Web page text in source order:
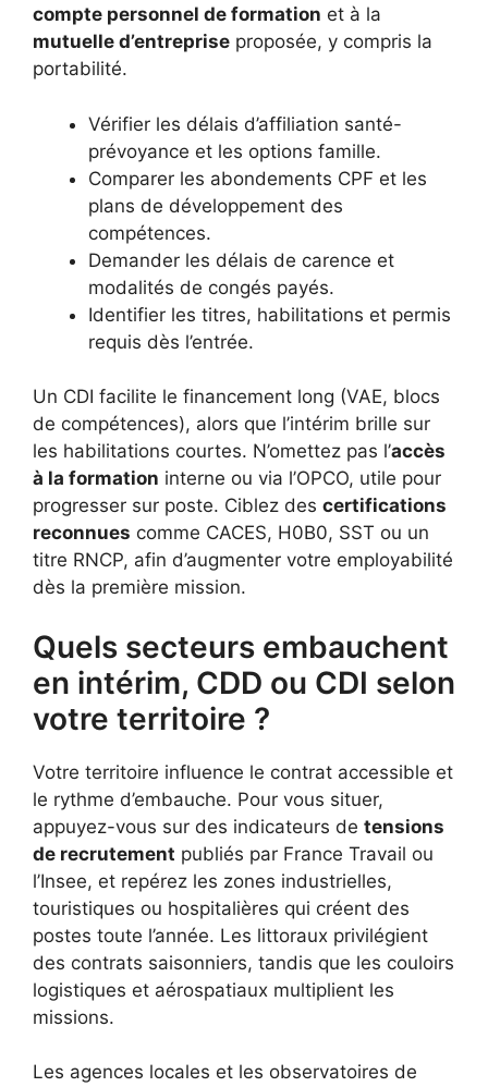
compte personnel de formation et à la
mutuelle d’entreprise proposée, y compris la
portabilité.
Vérifier les délais d’affiliation santé-
prévoyance et les options famille.
Comparer les abondements CPF et les
plans de développement des
compétences.
Demander les délais de carence et
modalités de congés payés.
Identifier les titres, habilitations et permis
requis dès l’entrée.
Un CDI facilite le financement long (VAE, blocs
de compétences), alors que l’intérim brille sur
les habilitations courtes. N’omettez pas l’accès
à la formation interne ou via l’OPCO, utile pour
progresser sur poste. Ciblez des certifications
reconnues comme CACES, H0B0, SST ou un
titre RNCP, afin d’augmenter votre employabilité
dès la première mission.
Quels secteurs embauchent
en intérim, CDD ou CDI selon
votre territoire ?
Votre territoire influence le contrat accessible et
le rythme d’embauche. Pour vous situer,
appuyez-vous sur des indicateurs de tensions
de recrutement publiés par France Travail ou
l’Insee, et repérez les zones industrielles,
touristiques ou hospitalières qui créent des
postes toute l’année. Les littoraux privilégient
des contrats saisonniers, tandis que les couloirs
logistiques et aérospatiaux multiplient les
missions.
Les agences locales et les observatoires de